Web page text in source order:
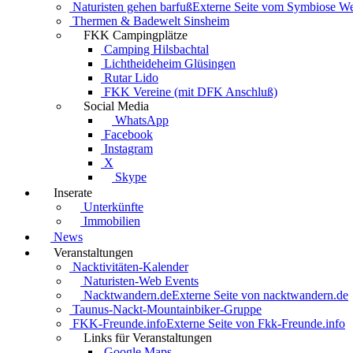
Naturisten gehen barfußExterne Seite vom Symbiose
Thermen & Badewelt Sinsheim
FKK Campingplätze
Camping Hilsbachtal
Lichtheideheim Glüsingen
Rutar Lido
FKK Vereine (mit DFK Anschluß)
Social Media
WhatsApp
Facebook
Instagram
X
Skype
Inserate
Unterkünfte
Immobilien
News
Veranstaltungen
Nacktivitäten-Kalender
Naturisten-Web Events
Nacktwandern.deExterne Seite von nacktwandern.de
Taunus-Nackt-Mountainbiker-Gruppe
FKK-Freunde.infoExterne Seite von Fkk-Freunde.info
Links für Veranstaltungen